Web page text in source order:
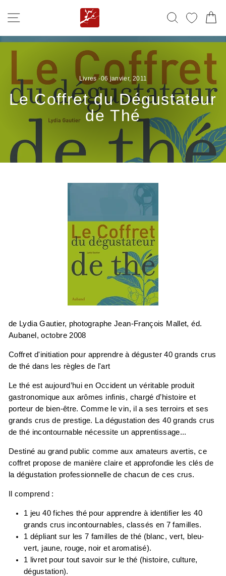
au
MES
Livres·06 janvier, 2011
Le Coffret du Dégustateur
de Thé
de Lydia Gautier, photographe Jean-François Mallet,éd.
Aubanel, octobre 2008
Coffret d'initiation pour apprendre à déguster 40 grands crus
de thé dans les règles de l'art
Le thé est aujourd’hui en Occident un véritable produit
gastronomique aux arômes infinis, chargé d’histoire et
porteur de bien-être. Comme le vin, il a ses terroirs et ses
grands crus de prestige. La dégustation des 40 grands crus
de thé incontournable nécessite un apprentissage...
Destiné au grand public comme aux amateurs avertis, ce
coffret propose de manière claire et approfondie les clés de
la dégustation professionnelle de chacun de ces crus.
Il comprend :
1 jeu 40 fiches thé pour apprendre à identifier les 40
grands crus incontournables, classés en 7 familles.
1 dépliant sur les 7 familles de thé (blanc, vert, bleu-
vert, jaune, rouge, noir et aromatisé).
1 livret pour tout savoir sur le thé (histoire, culture,
dégustation).